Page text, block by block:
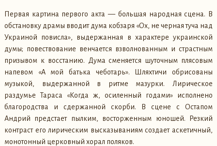
Первая картина первого акта — большая народная сцена. В
обстановку драмы вводит дума кобзаря «Ох, не черная туча над
Украиной повисла», выдержанная в характере украинской
думы; повествование венчается взволнованным и страстным
призывом к восстанию. Дума сменяется шуточным плясовым
напевом «А мой батька чеботарь». Шляхтичи обрисованы
музыкой, выдержанной в ритме мазурки. Лирическое
раздумье Тараса «Когда ж, осиленный годами» исполнено
благородства и сдержанной скорби. В сцене с Остапом
Андрий предстает пылким, восторженным юношей. Резкий
контраст его лирическим высказываниям создает аскетичный,
монотонный церковный хорал поляков.